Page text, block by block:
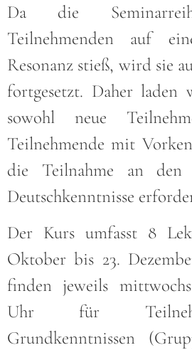
Da die
Teilnehmenden auf
Resonanz stieß, wird sie
fortgesetzt. Daher laden
sowohl neue
Teilnehmende mit
die Teilnahme an den
Deutschkenntnisse
Der Kurs umfasst 8
Oktober bis 23.
finden jeweils
Uhr für
Grundkenntnissen